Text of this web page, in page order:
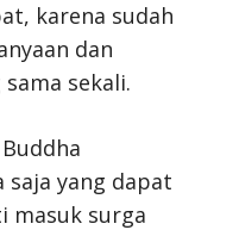
karena sudah
dan
sekali.
saja yang dapat
masuk surga